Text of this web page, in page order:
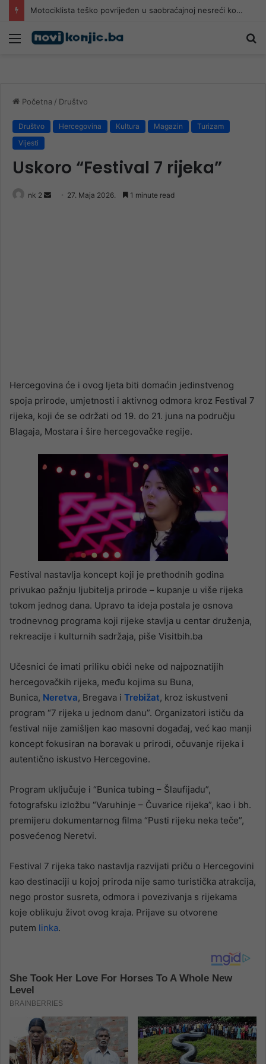
Motociklista teško povrijeđen u saobraćajnoj nesreći kod Čitluka
Meni
Početna / Društvo
Društvo Hercegovina Kultura Magazin
Turizam
Vijesti
Uskoro “Festival 7 rijeka”
nk 2
Send 27. Maja 2026. 1 minute read
Hercegovina će i ovog ljeta biti domaćin jedinstvenog
spoja prirode, umjetnosti i aktivnog odmora kroz Festival 7
rijeka, koji će se održati od 19. do 21. juna na području
Blagaja, Mostara i šire hercegovačke regije.
Festival nastavlja koncept koji je prethodnih godina
privukao pažnju ljubitelja prirode – kupanje u više rijeka
tokom jednog dana. Upravo ta ideja postala je osnova
trodnevnog programa koji rijeke stavlja u centar druženja,
rekreacije i kulturnih sadržaja, piše Visitbih.ba
Učesnici će imati priliku obići neke od najpoznatijih
hercegovačkih rijeka, među kojima su Buna,
Bunica, Neretva, Bregava i Trebižat, kroz iskustveni
program “7 rijeka u jednom danu”. Organizatori ističu da
festival nije zamišljen kao masovni događaj, već kao manji
koncept fokusiran na boravak u prirodi, očuvanje rijeka i
autentično iskustvo Hercegovine.
Program uključuje i “Bunica tubing – Šlaufijadu”,
fotografsku izložbu “Varuhinje – Čuvarice rijeka”, kao i bh.
premijeru dokumentarnog filma “Pusti rijeku neka teče”,
posvećenog Neretvi.
Festival 7 rijeka tako nastavlja razvijati priču o Hercegovini
kao destinaciji u kojoj priroda nije samo turistička atrakcija,
nego prostor susreta, odmora i povezivanja s rijekama
koje oblikuju život ovog kraja. Prijave su otvorene
putem linka.